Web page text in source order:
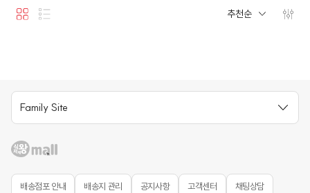
카드형리스트형 추천순 필터
Family Site
배송점포 안내 배송지 관리 공지사항 고객센터 채팅상담